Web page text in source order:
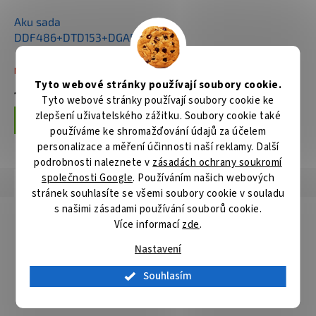
Tyto webové stránky používají soubory cookie.
Tyto webové stránky používají soubory cookie ke
zlepšení uživatelského zážitku. Soubory cookie také
používáme ke shromažďování údajů za účelem
personalizace a měření účinnosti naší reklamy. Další
podrobnosti naleznete v zásadách ochrany soukromí
společnosti Google. Používáním našich webových
stránek souhlasíte se všemi soubory cookie v souladu
s našimi zásadami používání souborů cookie.
Více informacízde.
Nastavení
Souhlasím
Aku sada
DDF486+DTD153+DGA504
Li-ion LXT 18V/5,0Ah
Není skladem
15 992 Kč
Do košíku
Popis Hodnocení Diskuze
Detailní popis produktu
Jen jeden rychloupínací adaptér pro všechny průměry ve výši
16-152 mm. To umožňuje velmi rychlou a bezpečnou výměnu
centrovacích vrtáků a vrtacích korunek bez použití nářadí.
Korunky jsou vhodné pro vyřezávání velmi přesných kruhových